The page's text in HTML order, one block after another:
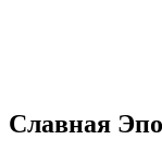
Славная